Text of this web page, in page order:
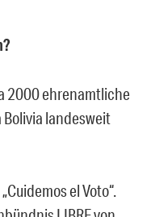
2000 ehrenamtliche
landesweit
„Cuidemos el Voto“.